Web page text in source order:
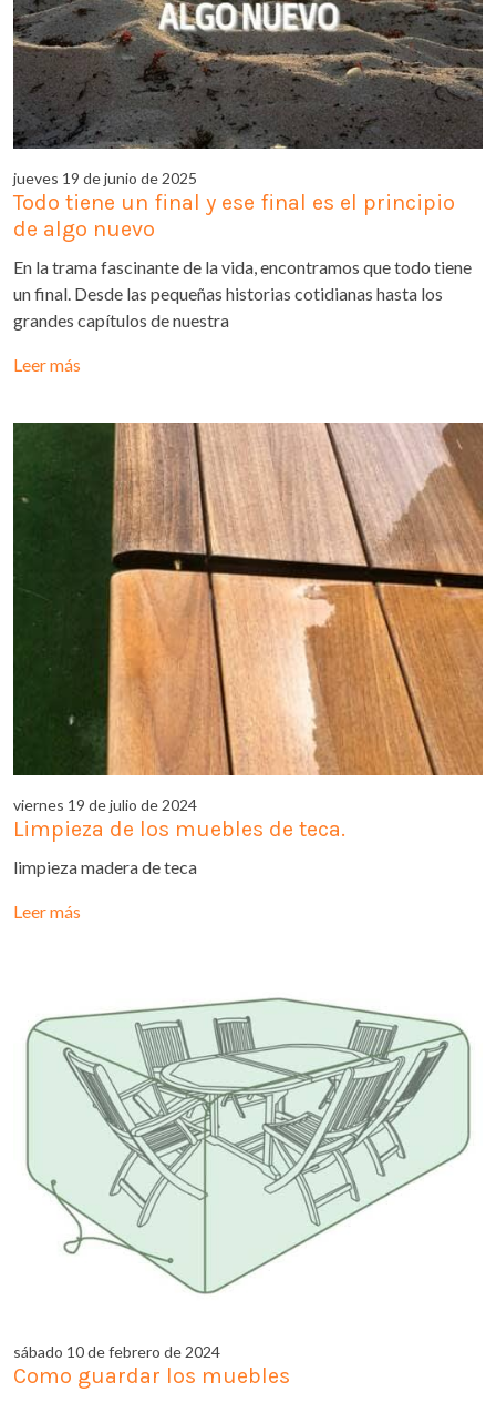
jueves 19 de junio de 2025
Todo tiene un final y ese final es el principio
de algo nuevo
En la trama fascinante de la vida, encontramos que todo tiene
un final. Desde las pequeñas historias cotidianas hasta los
grandes capítulos de nuestra
Leer más
viernes 19 de julio de 2024
Limpieza de los muebles de teca.
limpieza madera de teca
Leer más
sábado 10 de febrero de 2024
Como guardar los muebles